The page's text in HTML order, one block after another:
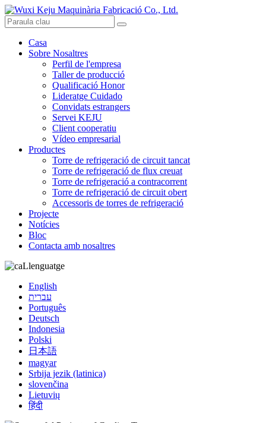
Casa
Sobre Nosaltres
Perfil de l'empresa
Taller de producció
Qualificació Honor
Lideratge Cuidado
Convidats estrangers
Servei KEJU
Client cooperatiu
Vídeo empresarial
Productes
Torre de refrigeració de circuit tancat
Torre de refrigeració de flux creuat
Torre de refrigeració a contracorrent
Torre de refrigeració de circuit obert
Accessoris de torres de refrigeració
Projecte
Notícies
Bloc
Contacta amb nosaltres
Llenguatge
English
עברית
Português
Deutsch
Indonesia
Polski
日本語
magyar
Srbija jezik (latinica)
slovenčina
Lietuvių
हिंदी